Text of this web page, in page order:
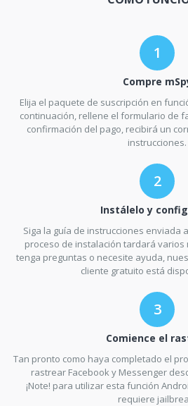
Compre
Elija el paquete de suscripción en
continuación, rellene el formulario de
confirmación del pago, recibirá un
instrucciones.
Instálelo y
Siga la guía de instrucciones enviada
proceso de instalación tardará varios
tenga preguntas o necesite ayuda,
cliente gratuito está
Comience el
Tan pronto como haya completado el
rastrear Facebook y Messenger
¡Note! para utilizar esta función
requiere